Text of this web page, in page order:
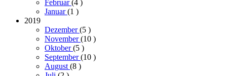
Februar(4 )
Januar(1 )
2019
Dezember(5 )
November(10 )
Oktober(5 )
September(10 )
August(8 )